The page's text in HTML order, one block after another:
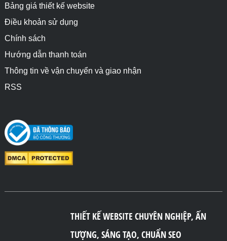
Bảng giá thiết kế website
Điều khoản sử dụng
Chính sách
Hướng dẫn thanh toán
Thông tin về vận chuyển và giao nhận
RSS
THIẾT KẾ WEBSITE CHUYÊN NGHIỆP, ẤN
TƯỢNG, SÁNG TẠO, CHUẨN SEO